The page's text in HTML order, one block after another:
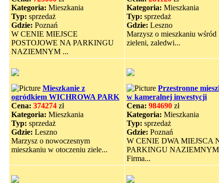
Kategoria: Mieszkania
Typ: sprzedaż
Gdzie: Poznań
W CENIE MIEJSCE
POSTOJOWE NA PARKINGU
NAZIEMNYM ...
Kategoria: Mieszkania
Typ: sprzedaż
Gdzie: Leszno
Marzysz o mieszkaniu wśród
zieleni, zaledwi...
Mieszkanie z
ogródkiem WICHROWA PARK
Cena: 374274 zł
Kategoria: Mieszkania
Typ: sprzedaż
Gdzie: Leszno
Marzysz o nowoczesnym
mieszkaniu w otoczeniu ziele...
Przestronne
w kameralnej inwestycji
Cena: 984690 zł
Kategoria: Mieszkania
Typ: sprzedaż
Gdzie: Poznań
W CENIE DWA MIEJSCA
PARKINGU NAZIEMNYM
Firma...